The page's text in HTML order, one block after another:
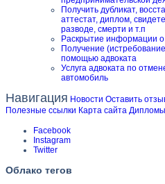
Получить дубликат,
аттестат, диплом,
разводе, смерти и т.п
Раскрытие информации
Получение
помощью адвоката
Услуга адвоката по
автомобиль
Навигация Новости Оставить
Полезные ссылки Карта сайта
Facebook
Instagram
Twitter
Облако тегов